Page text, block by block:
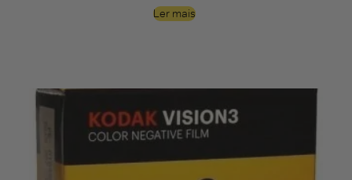
Ler mais